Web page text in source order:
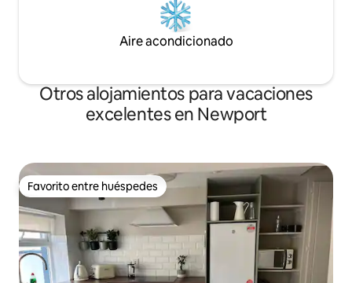
Aire acondicionado
Otros alojamientos para vacaciones
excelentes en Newport
Favorito entre huéspedes
Favorito entre huéspedes